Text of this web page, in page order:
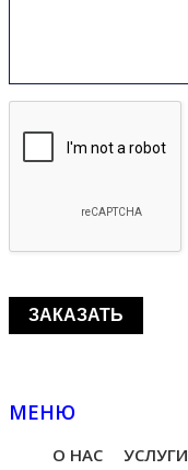
МЕНЮ
О НАС УСЛУГИ